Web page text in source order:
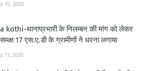
15, 2020
kothi-थानाप्रभारी के निलम्बन की मांग को लेकर
17 एस.ए.डी के ग्रामीणों ने धरना लगाया
11, 2020